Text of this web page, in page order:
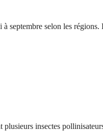
à septembre selon les régions.
plusieurs insectes